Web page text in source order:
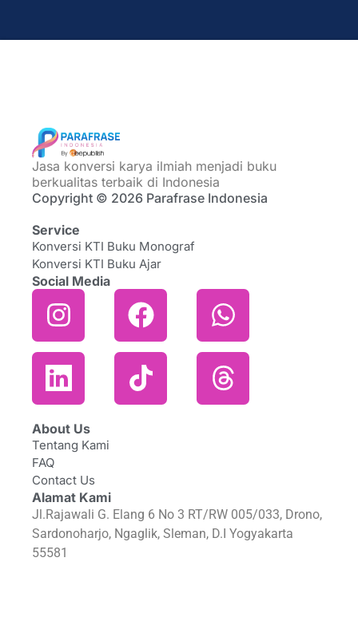
Jasa konversi karya ilmiah menjadi buku
berkualitas terbaik di Indonesia
Copyright © 2026 Parafrase Indonesia
Service
Konversi KTI Buku Monograf
Konversi KTI Buku Ajar
Social Media
About Us
Tentang Kami
FAQ
Contact Us
Alamat Kami
Jl.Rajawali G. Elang 6 No 3 RT/RW 005/033, Drono,
Sardonoharjo, Ngaglik, Sleman, D.I Yogyakarta
55581